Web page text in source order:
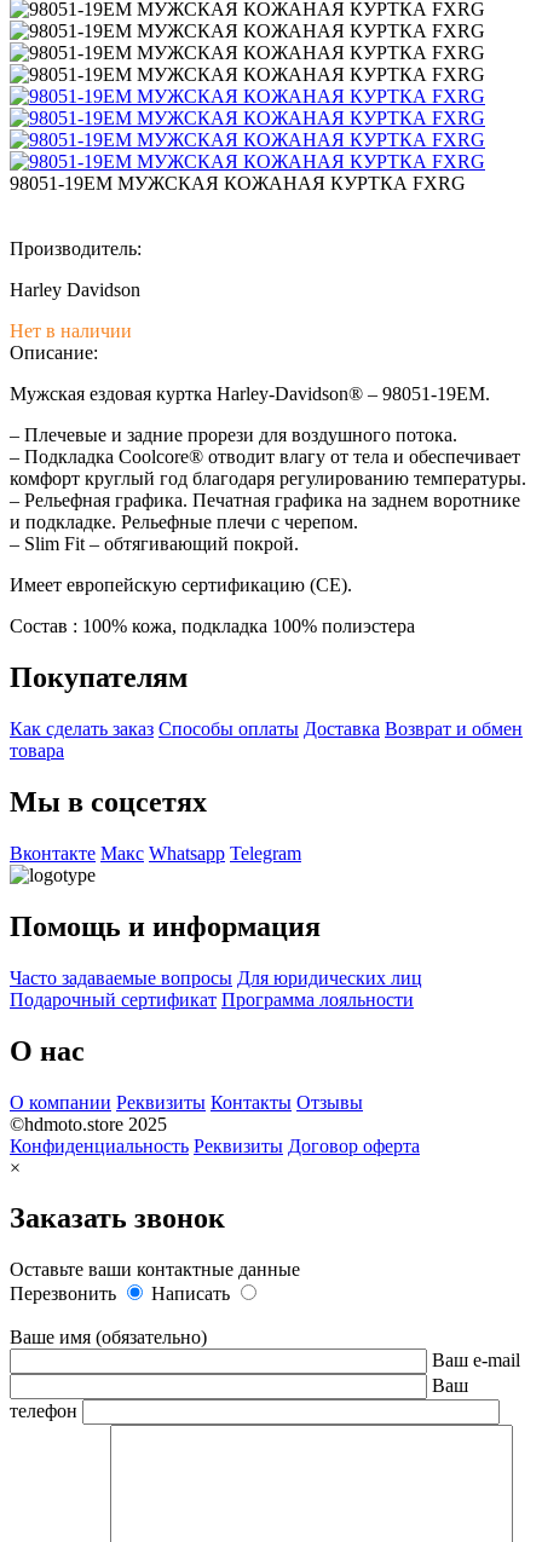
98051-19EM МУЖСКАЯ КОЖАНАЯ КУРТКА FXRG
Производитель:
Harley Davidson
Нет в наличии
Описание:
Мужская ездовая куртка Harley-Davidson® – 98051-19EM.
– Плечевые и задние прорези для воздушного потока.
– Подкладка Coolcore® отводит влагу от тела и обеспечивает
комфорт круглый год благодаря регулированию температуры.
– Рельефная графика. Печатная графика на заднем воротнике
и подкладке. Рельефные плечи с черепом.
– Slim Fit – обтягивающий покрой.
Имеет европейскую сертификацию (CE).
Состав : 100% кожа, подкладка 100% полиэстера
Покупателям
Как сделать заказ Способы оплаты Доставка Возврат и обмен
товара
Мы в соцсетях
Вконтакте Макс Whatsapp Telegram
Помощь и информация
Часто задаваемые вопросы Для юридических лиц
Подарочный сертификат Программа лояльности
О нас
О компании Реквизиты Контакты Отзывы
©hdmoto.store 2025
Конфиденциальность Реквизиты Договор оферта
×
Заказать звонок
Оставьте ваши контактные данные
Перезвонить
Написать
Ваше имя (обязательно)
Ваш e-mail
Ваш
телефон